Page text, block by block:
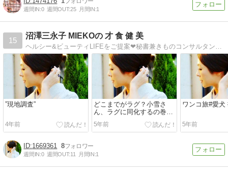
週間IN:0 週間OUT:25 月間IN:1
15
沼澤三永子 MIEKOの 才 食 健 美
ヘルシー&ビューティLIFEをご提案❤秘書兼きものコンサルタント。GLOW読者モデルでありjr野菜ソムリエ！美の秘訣を多方面からご紹介します！
”現地調査”
4年前
どこまでがラグ？小雪さ
ん、ラグに同化するの巻今
日も癒してくれてます#ポ
メラニアン #...
5年前
ワンコ旅#愛犬
5年前
1669361 8
週間IN:0 週間OUT:11 月間IN:1